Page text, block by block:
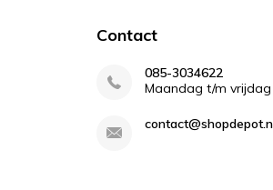
Contact
085-3034622
Maandag t/m vrijdag